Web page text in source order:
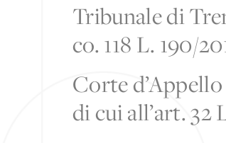
Tribunale di
co. 118 L. 190/
Corte
di cui all’art. 32